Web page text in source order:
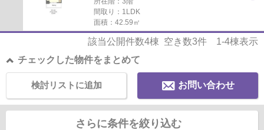
間取り：1LDK
面積：42.59㎡
該当公開件数4棟 空き数3件 1-4棟表示
チェックした物件をまとめて
お問い合わせ
検討リストに追加
さらに条件を絞り込む